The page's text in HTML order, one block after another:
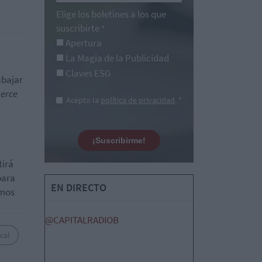
Elige los boletines a los que
suscribirte *
Apertura
La Magia de la Publicidad
Claves ESG
Acepto la política de privacidad. *
¡Suscribirme!
EN DIRECTO
@CAPITALRADIOB